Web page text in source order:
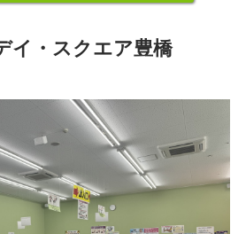
イ・スクエア豊橋